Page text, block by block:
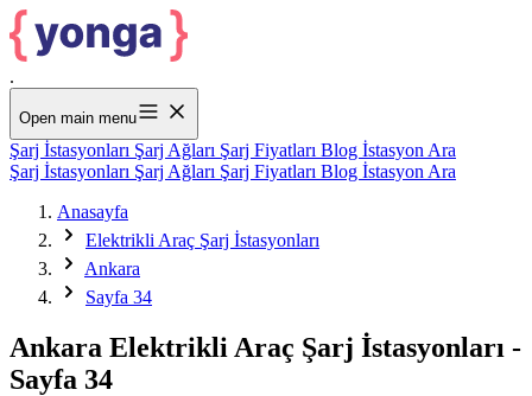
.
Open main menu
Şarj İstasyonları Şarj Ağları Şarj Fiyatları Blog İstasyon Ara
Şarj İstasyonları Şarj Ağları Şarj Fiyatları Blog İstasyon Ara
Anasayfa
Elektrikli Araç Şarj İstasyonları
Ankara
Sayfa 34
Ankara Elektrikli Araç Şarj İstasyonları -
Sayfa 34